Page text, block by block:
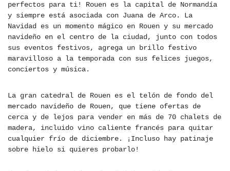
perfectos para ti! Rouen es la capital de Normandía
y siempre está asociada con Juana de Arco. La
Navidad es un momento mágico en Rouen y su mercado
navideño en el centro de la ciudad, junto con todos
sus eventos festivos, agrega un brillo festivo
maravilloso a la temporada con sus felices juegos,
conciertos y música.
La gran catedral de Rouen es el telón de fondo del
mercado navideño de Rouen, que tiene ofertas de
cerca y de lejos para vender en más de 70 chalets de
madera, incluido vino caliente francés para quitar
cualquier frío de diciembre. ¡Incluso hay patinaje
sobre hielo si quieres probarlo!